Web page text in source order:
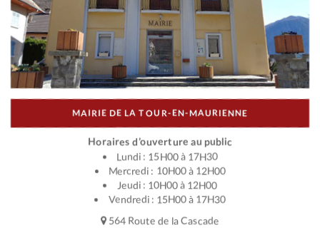
MAIRIE DE LA TOUR-EN-MAURIENNE
Horaires d’ouverture au public
Lundi : 15H00 à 17H30
Mercredi : 10H00 à 12H00
Jeudi : 10H00 à 12H00
Vendredi : 15H00 à 17H30
564 Route de la Cascade